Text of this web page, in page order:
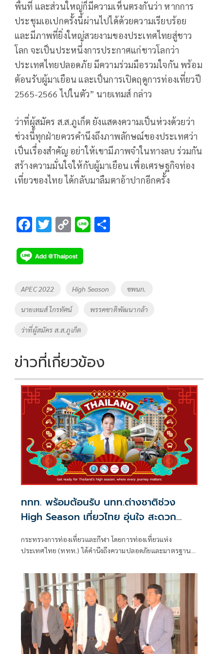
พื้นที่ และส่วนใหญ่ก็มีความเห็นตรงกันว่า หากการ
ประชุมเอเปกครั้งนี้ผ่านไปได้ด้วยความเรียบร้อย
และมีภาพที่ยิ่งใหญ่สวยงามของประเทศไทยสู่ชาว
โลก จะเป็นประหนึ่งการประกาศแก่ชาวโลกว่า
ประเทศไทยปลอดภัย มีความร่วมมือรวมใจกัน พร้อม
ต้อนรับผู้มาเยือน และเป็นการเปิดฤดูการท่องเที่ยวปี
2565-2566 ไปในตัว” นายเทมส์ กล่าว
ว่าที่ผู้สมัคร ส.ส.ภูเก็ต ยังแสดงความเป็นห่วงด้วยว่า
ช่วงนี้ทุกฝ่ายควรคำนึงถึงภาพลักษณ์ของประเทศว่า
เป็นเรื่องสำคัญ อย่าให้เขามีภาพจำในทางลบ ร่วมกัน
สร้างความมั่นใจให้กับผู้มาเยือน เพื่อเศรษฐกิจท่อง
เที่ยวของไทย ได้กลับมาลืมตาอ้าปากอีกครั้ง
F
e
b
o
k
T
tt
er
C
p
y
Li
n
k
Li
Tags
APEC 2022 High Season ชพนก.
นายเทมส์ ไกรทัศน์ พรรคชาติพัฒนากล้า
ว่าที่ผู้สมัคร ส.ส.ภูเก็ต
ข่าวที่เกี่ยวข้อง
ททท. พร้อมต้อนรับ นทท.ต่างชาติช่วง
High Season เที่ยวไทย อุ่นใจ สะดวก
สบายด้วยตราสัญลักษณ์ Trusted
Thailand
กระทรวงการท่องเที่ยวและกีฬา โดยการท่องเที่ยวแห่ง
ประเทศไทย (ททท.) ได้คำนึงถึงความปลอดภัยและมาตรฐาน
ประเทศไทย ด้วยการจัดทำโครงการตราสัญลักษณ์ Trusted